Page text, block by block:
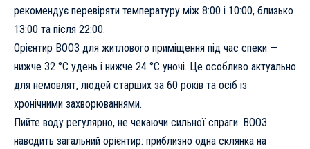
рекомендує перевіряти температуру між 8:00 і 10:00, близько
13:00 та після 22:00.
Орієнтир ВООЗ для житлового приміщення під час спеки —
нижче 32 °C удень і нижче 24 °C уночі. Це особливо актуально
для немовлят, людей старших за 60 років та осіб із
хронічними захворюваннями.
Пийте воду регулярно, не чекаючи сильної спраги. ВООЗ
наводить загальний орієнтир: приблизно одна склянка на